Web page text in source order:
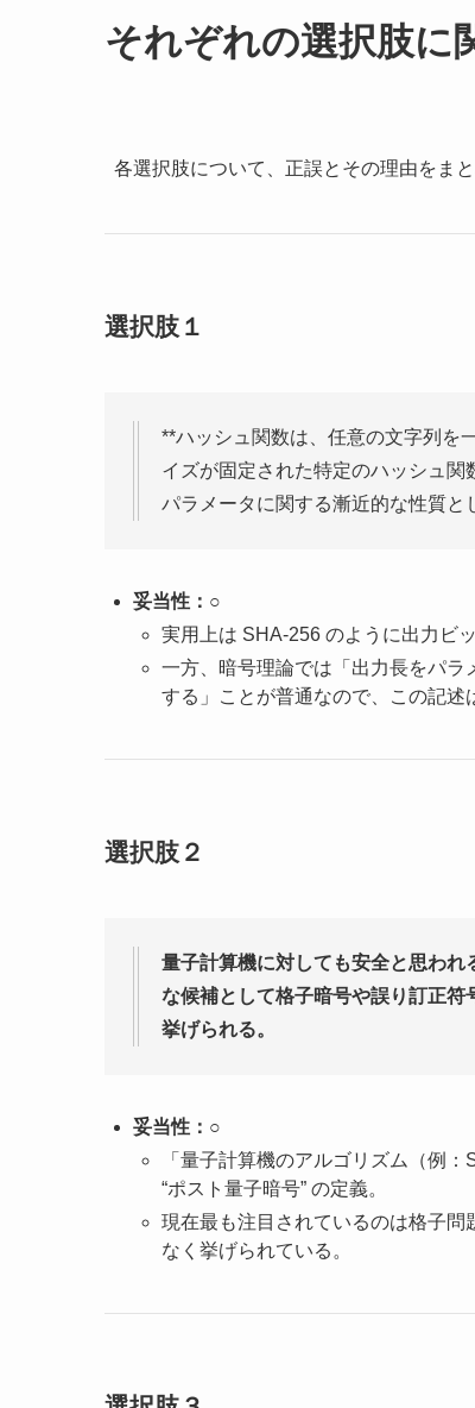
それぞれの選択肢に
各選択肢について、正誤とその理由をまと
選択肢１
**ハッシュ関数は、任意の文字列を
イズが固定された特定のハッシュ
パラメータに関する漸近的な性質と
妥当性：○
実用上は SHA-256 のように出力ビ
一方、暗号理論では「出力長をパラ
する」ことが普通なので、この記述
選択肢２
量子計算機に対しても安全と思わ
な候補として格子暗号や誤り訂正
挙げられる。
妥当性：○
「量子計算機のアルゴリズム（例
“ポスト量子暗号” の定義。
現在最も注目されているのは格子問
なく挙げられている。